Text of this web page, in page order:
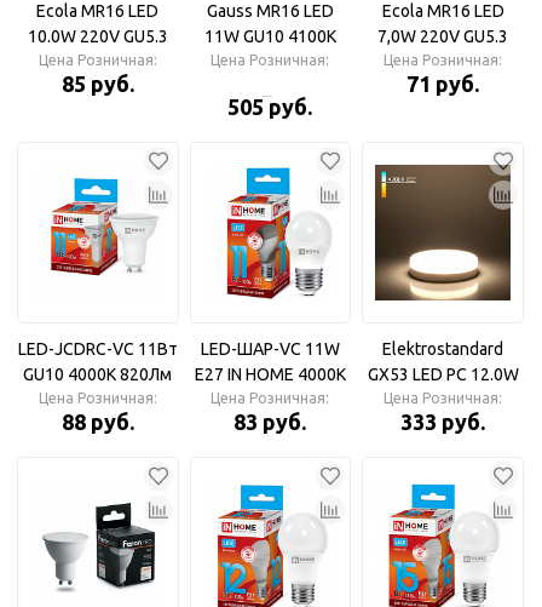
Ecola MR16 LED
10.0W 220V GU5.3
4200K матовое
стекло Лампа
светодиодная
Ecola MR16 LED
10,0W 220V GU5.3
4200K матовая
51x50 [M2RV10ELC]
Цена Розничная:
85 руб.
Gauss MR16 LED
11W GU10 4100К
Лампа
Цена Розничная:
505 руб.
Ecola MR16 LED
7,0W 220V GU5.3
4200K (композит)
матовое стекло
Лампа
светодиодная
Ecola MR16 LED
4200K матовая
48x50 [M2RV70ELC.]
Цена Розничная:
71 руб.
LED-JCDRC-VC 11Вт
GU10 4000К 820Лм
IN HOME Лампа
светодиодная
Цена Розничная:
88 руб.
LED-ШАР-VC 11W
Е27 IN HOME 4000К
Лампа
светодиодная
Цена Розничная:
83 руб.
Elektrostandard
GX53 LED PC 12.0W
4200K Лампа
светодиодная
Цена Розничная:
333 руб.